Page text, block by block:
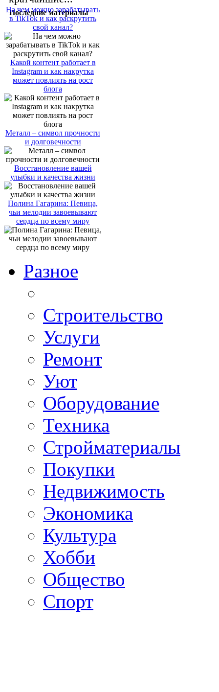
Последние материалы
На чем можно зарабатывать
в TikTok и как раскрутить
свой канал?
Какой контент работает в
Instagram и как накрутка
может повлиять на рост
блога
Металл – символ прочности
и долговечности
Восстановление вашей
улыбки и качества жизни
Полина Гагарина: Певица,
чьи мелодии завоевывают
сердца по всему миру
Разное
Строительство
Услуги
Ремонт
Уют
Оборудование
Техника
Стройматериалы
Покупки
Недвижимость
Экономика
Культура
Хобби
Общество
Спорт